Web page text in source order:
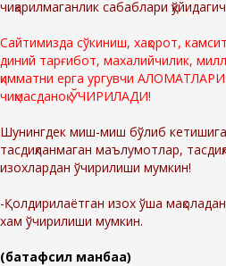
чиқарилмаганлик сабаблари
Сайтимизда сўкиниш, хақорот,
диний тарғибот, махалийчилик,
қимматни ерга ургувчи
чиқмасданоқ ЎЧИРИЛАДИ!
Шунингдек миш-миш бўлиб
тасдиқланмаган маълумотлар,
изохлардан ўчирилиши мумкин!
-Қолдирилаётган изох ўша
хам ўчирилиши мумкин.
(батафсил манбаа)